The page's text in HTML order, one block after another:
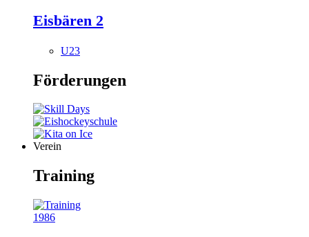
Eisbären 2
U23
Förderungen
Verein
Training
1986